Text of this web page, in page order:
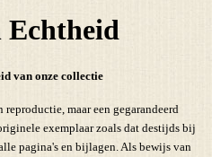
van onze collectie
maar een gegarandeerd
exemplaar zoals dat destijds bij
pagina's en bijlagen. Als bewijs van